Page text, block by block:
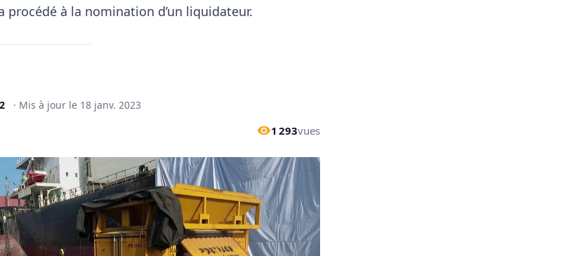
procédé à la nomination d’un liquidateur.
· Mis à jour le 18 janv. 2023
1 293vues